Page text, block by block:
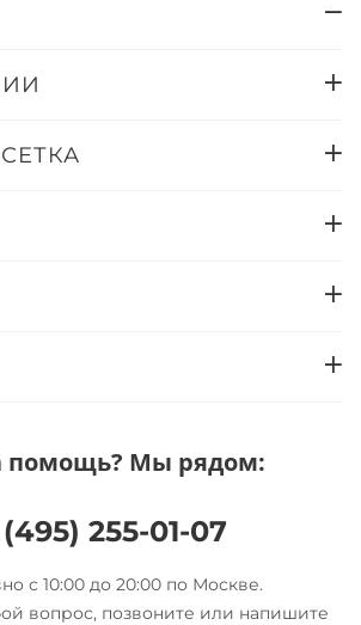
помощь? Мы рядом:
255-01-07
с 10:00 до 20:00 по Москве.
вопрос, позвоните или напишите